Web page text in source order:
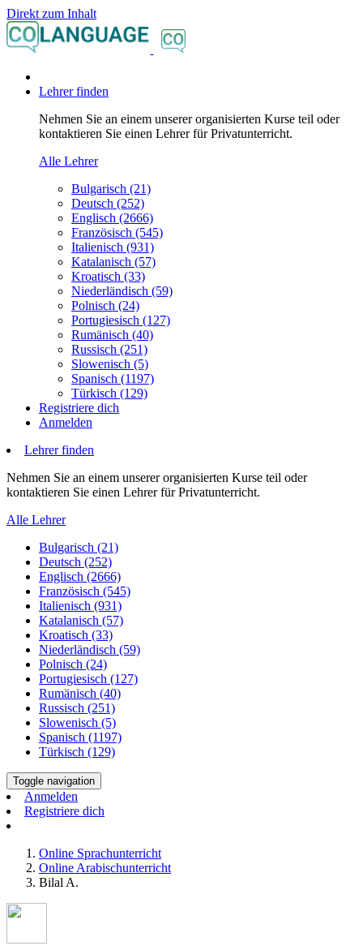
Direkt zum Inhalt
Lehrer finden
Nehmen Sie an einem unserer organisierten Kurse teil oder
kontaktieren Sie einen Lehrer für Privatunterricht.
Alle Lehrer
Bulgarisch (21)
Deutsch (252)
Englisch (2666)
Französisch (545)
Italienisch (931)
Katalanisch (57)
Kroatisch (33)
Niederländisch (59)
Polnisch (24)
Portugiesisch (127)
Rumänisch (40)
Russisch (251)
Slowenisch (5)
Spanisch (1197)
Türkisch (129)
Registriere dich
Anmelden
Lehrer finden
Nehmen Sie an einem unserer organisierten Kurse teil oder
kontaktieren Sie einen Lehrer für Privatunterricht.
Alle Lehrer
Bulgarisch (21)
Deutsch (252)
Englisch (2666)
Französisch (545)
Italienisch (931)
Katalanisch (57)
Kroatisch (33)
Niederländisch (59)
Polnisch (24)
Portugiesisch (127)
Rumänisch (40)
Russisch (251)
Slowenisch (5)
Spanisch (1197)
Türkisch (129)
Toggle navigation
Anmelden
Registriere dich
Online Sprachunterricht
Online Arabischunterricht
Bilal A.